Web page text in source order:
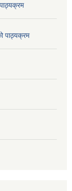
पाठ्यक्रम